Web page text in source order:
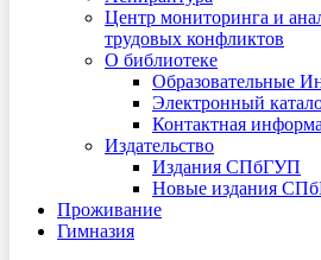
Центр мониторинга и
трудовых конфликтов
О библиотеке
Образовательные
Электронный
Контактная
Издательство
Издания СПбГУП
Новые издания
Проживание
Гимназия